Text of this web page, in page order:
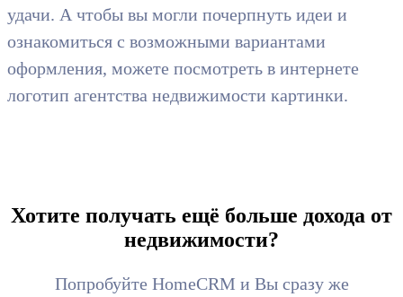
удачи. А чтобы вы могли почерпнуть идеи и
ознакомиться с возможными вариантами
оформления, можете посмотреть в интернете
логотип агентства недвижимости картинки.
Хотите получать ещё больше дохода от
недвижимости?
Попробуйте HomeCRM и Вы сразу же